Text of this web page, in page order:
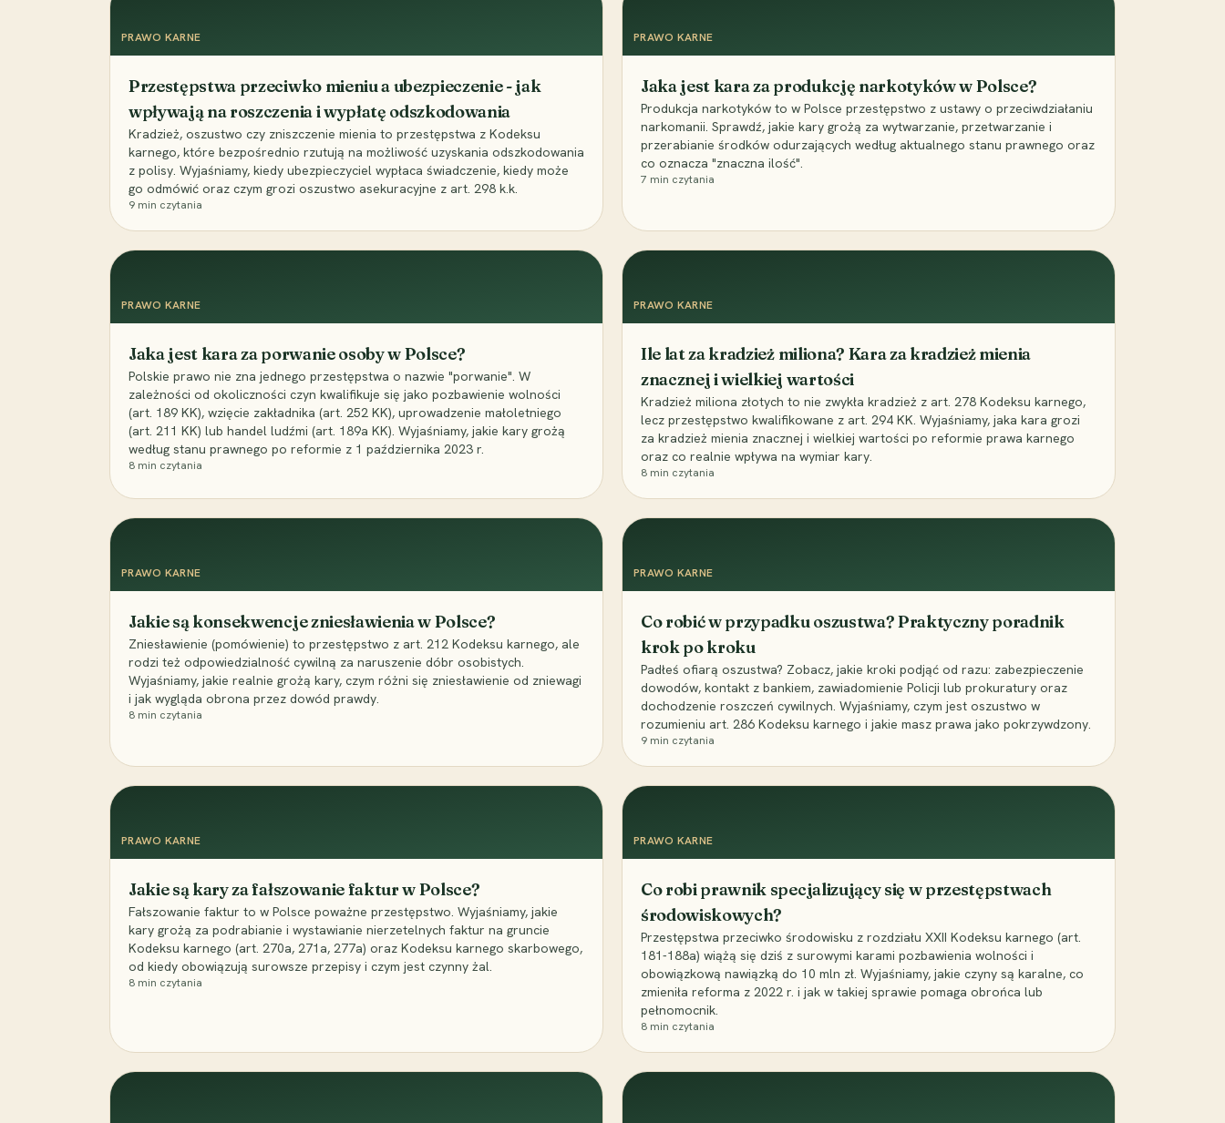
PRAWO KARNE
Przestępstwa przeciwko mieniu a ubezpieczenie - jak
wpływają na roszczenia i wypłatę odszkodowania
Kradzież, oszustwo czy zniszczenie mienia to przestępstwa z Kodeksu
karnego, które bezpośrednio rzutują na możliwość uzyskania odszkodowania
z polisy. Wyjaśniamy, kiedy ubezpieczyciel wypłaca świadczenie, kiedy może
go odmówić oraz czym grozi oszustwo asekuracyjne z art. 298 k.k.
9 min czytania
PRAWO KARNE
Jaka jest kara za produkcję narkotyków w Polsce?
Produkcja narkotyków to w Polsce przestępstwo z ustawy o przeciwdziałaniu
narkomanii. Sprawdź, jakie kary grożą za wytwarzanie, przetwarzanie i
przerabianie środków odurzających według aktualnego stanu prawnego oraz
co oznacza "znaczna ilość".
7 min czytania
PRAWO KARNE
Jaka jest kara za porwanie osoby w Polsce?
Polskie prawo nie zna jednego przestępstwa o nazwie "porwanie". W
zależności od okoliczności czyn kwalifikuje się jako pozbawienie wolności
(art. 189 KK), wzięcie zakładnika (art. 252 KK), uprowadzenie małoletniego
(art. 211 KK) lub handel ludźmi (art. 189a KK). Wyjaśniamy, jakie kary grożą
według stanu prawnego po reformie z 1 października 2023 r.
8 min czytania
PRAWO KARNE
Ile lat za kradzież miliona? Kara za kradzież mienia
znacznej i wielkiej wartości
Kradzież miliona złotych to nie zwykła kradzież z art. 278 Kodeksu karnego,
lecz przestępstwo kwalifikowane z art. 294 KK. Wyjaśniamy, jaka kara grozi
za kradzież mienia znacznej i wielkiej wartości po reformie prawa karnego
oraz co realnie wpływa na wymiar kary.
8 min czytania
PRAWO KARNE
Jakie są konsekwencje zniesławienia w Polsce?
Zniesławienie (pomówienie) to przestępstwo z art. 212 Kodeksu karnego, ale
rodzi też odpowiedzialność cywilną za naruszenie dóbr osobistych.
Wyjaśniamy, jakie realnie grożą kary, czym różni się zniesławienie od zniewagi
i jak wygląda obrona przez dowód prawdy.
8 min czytania
PRAWO KARNE
Co robić w przypadku oszustwa? Praktyczny poradnik
krok po kroku
Padłeś ofiarą oszustwa? Zobacz, jakie kroki podjąć od razu: zabezpieczenie
dowodów, kontakt z bankiem, zawiadomienie Policji lub prokuratury oraz
dochodzenie roszczeń cywilnych. Wyjaśniamy, czym jest oszustwo w
rozumieniu art. 286 Kodeksu karnego i jakie masz prawa jako pokrzywdzony.
9 min czytania
PRAWO KARNE
Jakie są kary za fałszowanie faktur w Polsce?
Fałszowanie faktur to w Polsce poważne przestępstwo. Wyjaśniamy, jakie
kary grożą za podrabianie i wystawianie nierzetelnych faktur na gruncie
Kodeksu karnego (art. 270a, 271a, 277a) oraz Kodeksu karnego skarbowego,
od kiedy obowiązują surowsze przepisy i czym jest czynny żal.
8 min czytania
PRAWO KARNE
Co robi prawnik specjalizujący się w przestępstwach
środowiskowych?
Przestępstwa przeciwko środowisku z rozdziału XXII Kodeksu karnego (art.
181-188a) wiążą się dziś z surowymi karami pozbawienia wolności i
obowiązkową nawiązką do 10 mln zł. Wyjaśniamy, jakie czyny są karalne, co
zmieniła reforma z 2022 r. i jak w takiej sprawie pomaga obrońca lub
pełnomocnik.
8 min czytania